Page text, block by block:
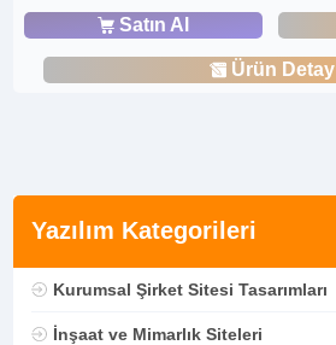
Yazılım Kategorileri
Kurumsal Şirket Sitesi Tasarımları
İnşaat ve Mimarlık Siteleri
Satın Al
Ürün Detay